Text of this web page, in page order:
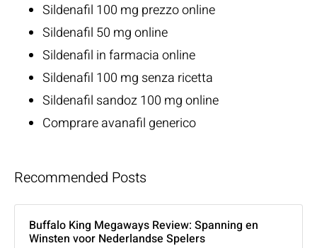
Sildenafil 100 mg prezzo online
Sildenafil 50 mg online
Sildenafil in farmacia online
Sildenafil 100 mg senza ricetta
Sildenafil sandoz 100 mg online
Comprare avanafil generico
Recommended Posts
Buffalo King Megaways Review: Spanning en
Winsten voor Nederlandse Spelers